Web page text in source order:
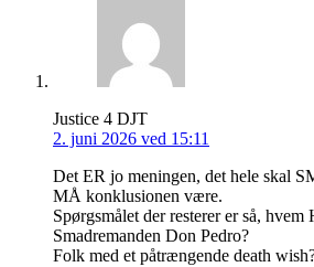
Justice 4 DJT
2. juni 2026 ved 15:11
Det ER jo meningen, det hele skal
MÅ konklusionen være.
Spørgsmålet der resterer er så,
Smadremanden Don Pedro?
Folk med et påtrængende death